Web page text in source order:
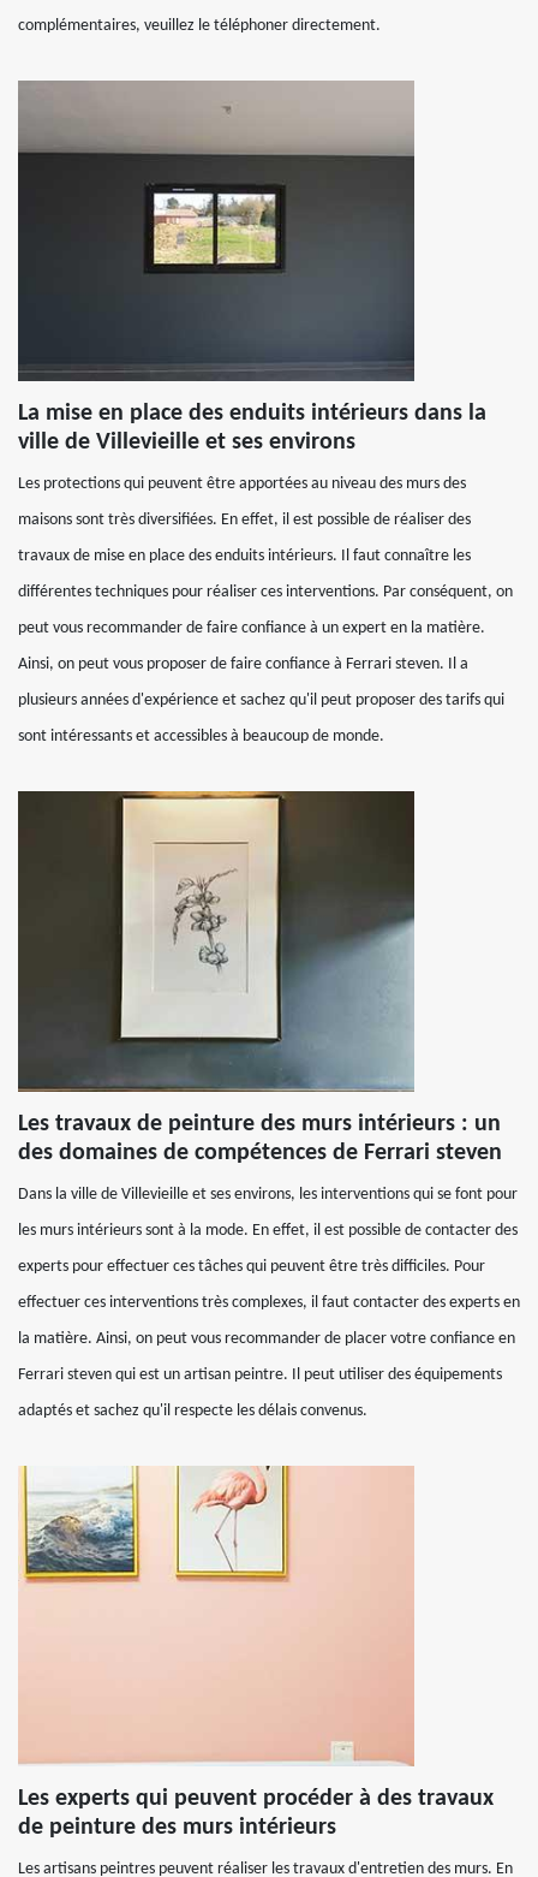
complémentaires, veuillez le téléphoner directement.
La mise en place des enduits intérieurs dans la
ville de Villevieille et ses environs
Les protections qui peuvent être apportées au niveau des murs des
maisons sont très diversifiées. En effet, il est possible de réaliser des
travaux de mise en place des enduits intérieurs. Il faut connaître les
différentes techniques pour réaliser ces interventions. Par conséquent, on
peut vous recommander de faire confiance à un expert en la matière.
Ainsi, on peut vous proposer de faire confiance à Ferrari steven. Il a
plusieurs années d'expérience et sachez qu'il peut proposer des tarifs qui
sont intéressants et accessibles à beaucoup de monde.
Les travaux de peinture des murs intérieurs : un
des domaines de compétences de Ferrari steven
Dans la ville de Villevieille et ses environs, les interventions qui se font pour
les murs intérieurs sont à la mode. En effet, il est possible de contacter des
experts pour effectuer ces tâches qui peuvent être très difficiles. Pour
effectuer ces interventions très complexes, il faut contacter des experts en
la matière. Ainsi, on peut vous recommander de placer votre confiance en
Ferrari steven qui est un artisan peintre. Il peut utiliser des équipements
adaptés et sachez qu'il respecte les délais convenus.
Les experts qui peuvent procéder à des travaux
de peinture des murs intérieurs
Les artisans peintres peuvent réaliser les travaux d'entretien des murs. En